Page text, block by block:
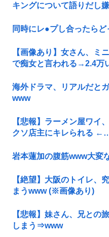
キングについて語りだし
同時にレ●プし合ったら
【画像あり】女さん、ミ
で痴女と言われる→2.4万
海外ドラマ、リアルだと
www
【悲報】ラーメン屋ワイ
クソ店主にキレられる
岩本蓮加の腹筋www大変
【絶望】大阪のトイレ、
まうwww (※画像あり)
【悲報】妹さん、兄との
しまう⇒www